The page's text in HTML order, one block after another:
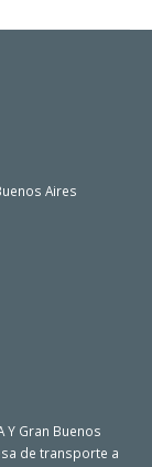
Aires
Y Gran Buenos
de transporte a